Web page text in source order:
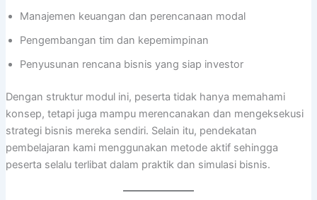
Manajemen keuangan dan perencanaan modal
Pengembangan tim dan kepemimpinan
Penyusunan rencana bisnis yang siap investor
Dengan struktur modul ini, peserta tidak hanya memahami
konsep, tetapi juga mampu merencanakan dan mengeksekusi
strategi bisnis mereka sendiri. Selain itu, pendekatan
pembelajaran kami menggunakan metode aktif sehingga
peserta selalu terlibat dalam praktik dan simulasi bisnis.